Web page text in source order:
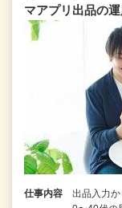
マアプリ出品の
仕事内容
出品入力